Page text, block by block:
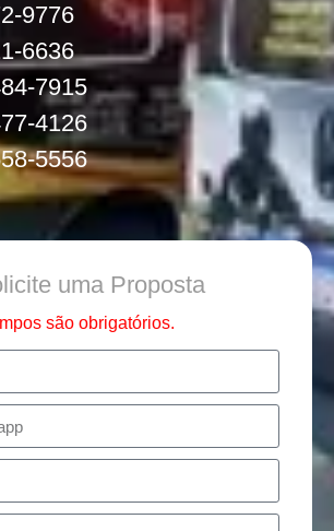
9776
6636
7915
4126
5556
uma Proposta
são obrigatórios.